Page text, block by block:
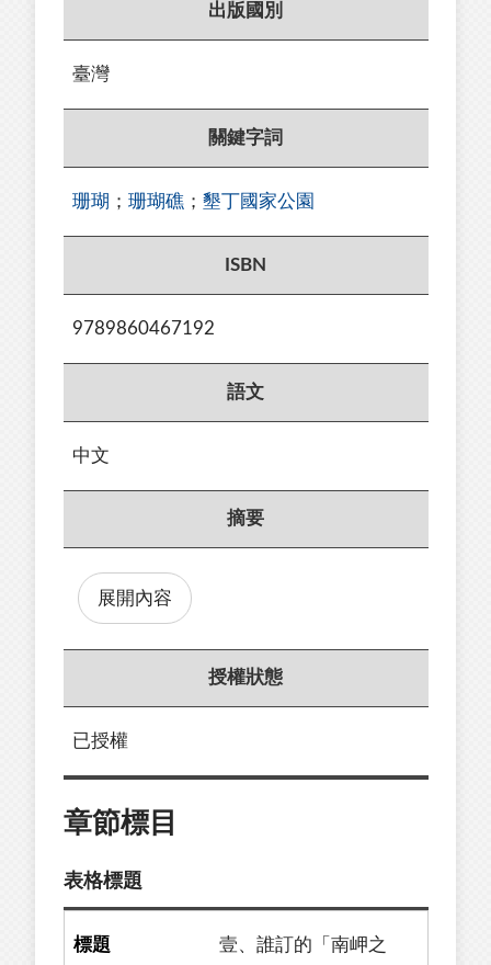
出版國別
臺灣
關鍵字詞
珊瑚 ； 珊瑚礁 ； 墾丁國家公園
ISBN
9789860467192
語文
中文
摘要
展開內容
授權狀態
已授權
章節標目
表格標題
壹、誰訂的「南岬之